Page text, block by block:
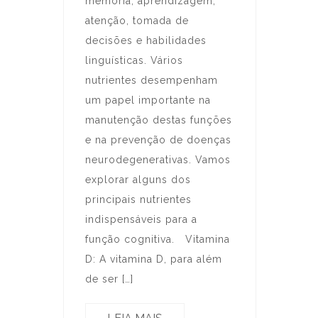
atenção, tomada de
decisões e habilidades
linguísticas. Vários
nutrientes desempenham
um papel importante na
manutenção destas funções
e na prevenção de doenças
neurodegenerativas. Vamos
explorar alguns dos
principais nutrientes
indispensáveis para a
função cognitiva. Vitamina
D: A vitamina D, para além
de ser […]